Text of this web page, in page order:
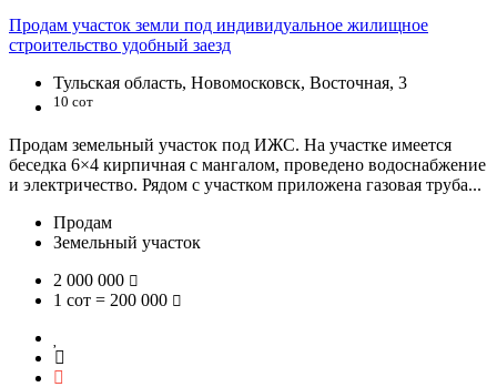
Продам участок земли под индивидуальное жилищное
строительство удобный заезд
Тульская область, Новомосковск, Восточная, 3
10 сот
Продам земельный участок под ИЖС. На участке имеется
беседка 6×4 кирпичная с мангалом, проведено водоснабжение
и электричество. Рядом с участком приложена газовая труба...
Продам
Земельный участок
2 000 000
1 сот = 200 000